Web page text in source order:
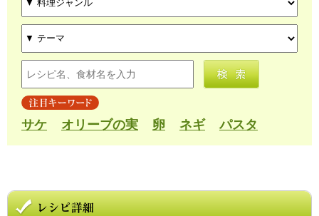
サケ オリーブの実 卵 ネギ パスタ